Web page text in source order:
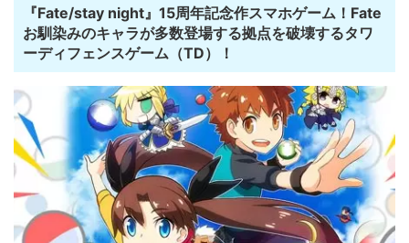
『Fate/stay night』15周年記念作スマホゲーム！Fate
お馴染みのキャラが多数登場する拠点を破壊するタワ
ーディフェンスゲーム（TD）！